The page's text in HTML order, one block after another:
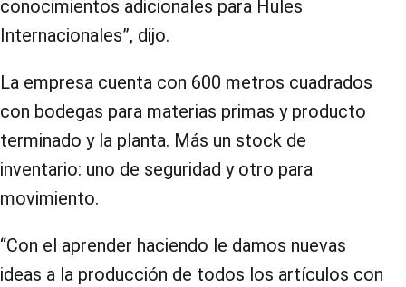
conocimientos adicionales para Hules
Internacionales”, dijo.
La empresa cuenta con 600 metros cuadrados
con bodegas para materias primas y producto
terminado y la planta. Más un stock de
inventario: uno de seguridad y otro para
movimiento.
“Con el aprender haciendo le damos nuevas
ideas a la producción de todos los artículos con